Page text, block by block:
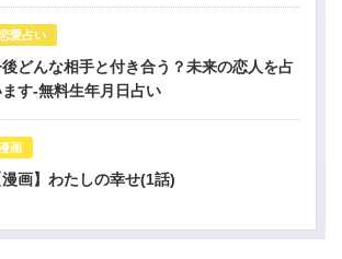
愛占い
どんな相手と付き合う？未来の恋人を占
ます-無料生年月日占い
画
漫画】わたしの幸せ(1話)